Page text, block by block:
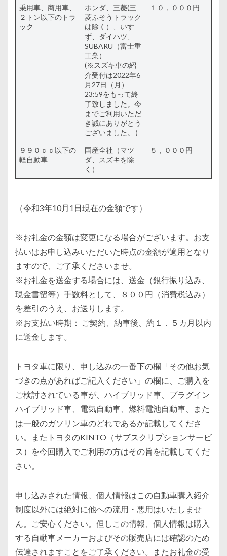
乗用車、商用車、
２トン以下のトラ
ック
ホンダ、三菱(三
菱ふそうトラック
は除く）、いす
ず、ダイハツ、
SUBARU（富士重
工業）
(※スズキ車の紹
介受付は2022年6
月27日（月）
23:59をもって終
了致しました。今
までご利用いただ
き誠にありがとう
ございました。 )
１０，０００円
９９０ｃｃ以下の
軽自動車
国産全社（マツ
ダ、スズキを除
く）
５，０００円
（令和3年10月1日現在の金額です）
※お礼金の金額は変更になる場合がございます。お支
払いはお申し込みいただいた時点の金額が適用となり
ますので、ご了承くださいませ。
※お礼金を送金する場合には、送金（銀行振り込み、
現金書留等）手数料として、８００円（消費税込み）
を差引のうえ、お送りします。
※お支払い時期： ご契約、納車後、約１．５カ月以内
に送金します。
トヨタ車に限り、申し込みの一番下の欄「その他お気
づきの点があればご記入ください」の欄に、ご購入を
ご検討されている車が、ハイブリッド車、プラグイン
ハイブリッド車、電気自動車、燃料電池自動車、また
は一般のガソリン車のどれであるか記載してくださ
い。またトヨタのKINTO（サブスクリプションサービ
ス）を今回購入でご利用の方はその旨を記載してくだ
さい。
申し込みされた情報、個人情報はこの自動車購入紹介
制度以外には絶対に他への流用・悪用はいたしませ
ん。ご安心ください。但しこの情報、個人情報は購入
する自動車メーカーおよびその販売店には確認のため
伝達されますことをご了承ください。またお礼金の受